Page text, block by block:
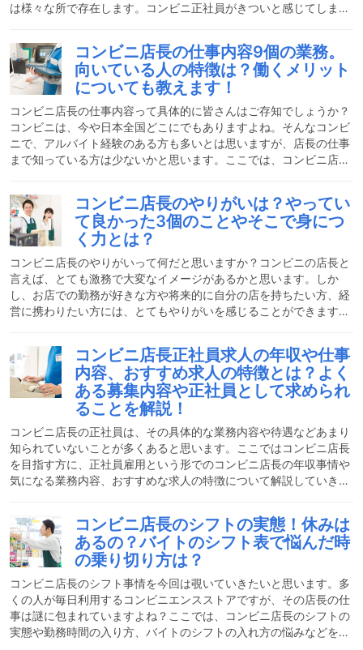
は様々な所で存在します。コンビニ正社員がきついと感じてしまう
ニ店長を辞めたいから転職を考えているという方が事前に考えてお
きたいことについて解説します。コンビニ店長の離職率は多い？
「コンビニ店長の離職率」というデータは存在しませんが、店長経
験者は特に、離職率が高いイメージを持つ方が多いと思います。店
の責任者である為、アルバイトが急に休んだ時や店でトラブルが起
き
コンビニ店長の仕事内容9個の業務。
向いている人の特徴は？働くメリット
についても教えます！
コンビニ店長の仕事内容って具体的に皆さんはご存知でしょうか？
コンビニは、今や日本全国どこにでもありますよね。そんなコンビ
ニで、アルバイト経験のある方も多いとは思いますが、店長の仕事
まで知っている方は少ないかと思います。ここでは、コンビニ店長
ている人の特徴やメリットまでしっかりご紹介させていただきま
す。コンビニ店長の仕事は大きく3個の役割に分けられる経営・売
上管理コンビニの店長は、コンビニ1店舗をまるまる任される謂わ
ば「社長」のような存在です。その店の状況を常に把握し、売上の
管理から経営状態のコントロールまで全てを任されます。店ごとに
出
コンビニ店長のやりがいは？やってい
て良かった3個のことやそこで身につ
く力とは？
コンビニ店長のやりがいって何だと思いますか？コンビニの店長と
言えば、とても激務で大変なイメージがあるかと思います。しか
し、お店での勤務が好きな方や将来的に自分の店を持ちたい方、経
営に携わりたい方には、とてもやりがいを感じることができます。
かった3個の理由、身につく力について解説します。私はこんなと
ころでコンビニ店長をやりました私はコンビニの仕事の仕組みや、
新商品の入れ替わる仕組みなどを学びたいと思っていました。なの
で、全てのコンビニチェーンの正社員の中途採用試験を受けまし
た。その中で内定を頂いたコンビニチェーンに入社しました。店舗
コンビニ店長正社員求人の年収や仕事
内容、おすすめ求人の特徴とは？よく
ある募集内容や正社員として求められ
ることを解説！
コンビニ店長の正社員は、その具体的な業務内容や待遇などあまり
知られていないことが多くあると思います。ここではコンビニ店長
を目指す方に、正社員雇用という形でのコンビニ店長の年収事情や
気になる業務内容、おすすめな求人の特徴について解説していきた
では知りえない情報をこの記事を通して知っていただき、興味のあ
る方はぜひ「コンビニ店長」の求人をチェックしてみてください。
コンビニ店長正社員の仕事内容とは？コンビニ店長はコンビニのお
店1店舗を任され、そのお店の管理や経営状態に関すること全てに
責任を負います。その為、人材管理から採用・育成、商品の発注や
コンビニ店長のシフトの実態！休みは
あるの？バイトのシフト表で悩んだ時
の乗り切り方は？
コンビニ店長のシフト事情を今回は覗いていきたいと思います。多
くの人が毎日利用するコンビニエンスストアですが、その店長の仕
事は謎に包まれていますよね？ここでは、コンビニ店長のシフトの
実態や勤務時間の入り方、バイトのシフトの入れ方の悩みなどを解